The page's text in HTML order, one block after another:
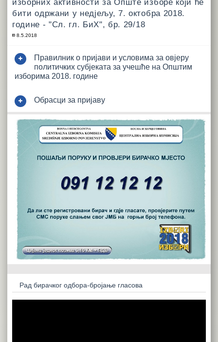
изборних активности за Опште изборе који ће
бити одржани у недјељу, 7. октобра 2018.
године - "Сл. гл. БиХ", бр. 29/18
8.5.2018
Правилник о пријави и условима за овјеру
политичких субјеката за учешће на Општим
изборима 2018. године
Обрасци за пријаву
Рад бирачког одбора-бројање гласова